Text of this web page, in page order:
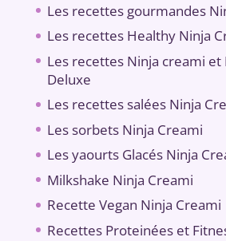
Les recettes gourmandes
Les recettes Healthy Ninja
Les recettes Ninja creami et
Deluxe
Les recettes salées Ninja
Les sorbets Ninja Creami
Les yaourts Glacés Ninja
Milkshake Ninja Creami
Recette Vegan Ninja Creami
Recettes Proteinées et